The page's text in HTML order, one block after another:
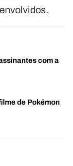
com a
de Pokémon